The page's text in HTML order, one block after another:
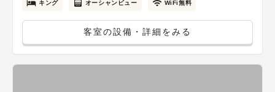
キング オーシャンビュー WiFi無料
客室の設備・詳細をみる